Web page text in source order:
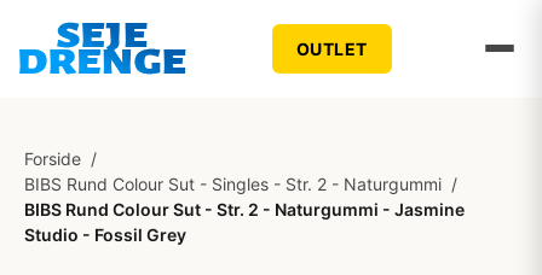
OUTLET
Forside /
BIBS Rund Colour Sut - Singles - Str. 2 - Naturgummi /
BIBS Rund Colour Sut - Str. 2 - Naturgummi - Jasmine
Studio - Fossil Grey